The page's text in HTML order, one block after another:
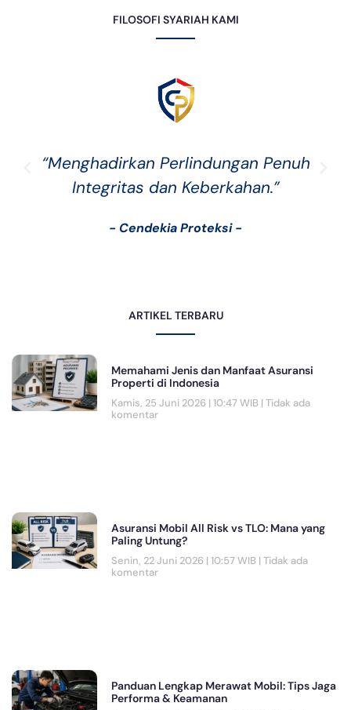
FILOSOFI SYARIAH KAMI
“Menghadirkan Perlindungan Penuh
Integritas dan Keberkahan.”
- Cendekia Proteksi -
ARTIKEL TERBARU
Memahami Jenis dan Manfaat Asuransi
Properti di Indonesia
Kamis, 25 Juni 2026 | 10:47 WIB Tidak ada
komentar
Asuransi Mobil All Risk vs TLO: Mana yang
Paling Untung?
Senin, 22 Juni 2026 | 10:57 WIB Tidak ada
komentar
Panduan Lengkap Merawat Mobil: Tips Jaga
Performa & Keamanan